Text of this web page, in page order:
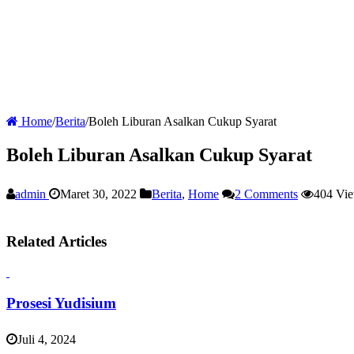
Home/Berita/Boleh Liburan Asalkan Cukup Syarat
Boleh Liburan Asalkan Cukup Syarat
admin Maret 30, 2022 Berita, Home 2 Comments 404
Related Articles
Prosesi Yudisium
Juli 4, 2024